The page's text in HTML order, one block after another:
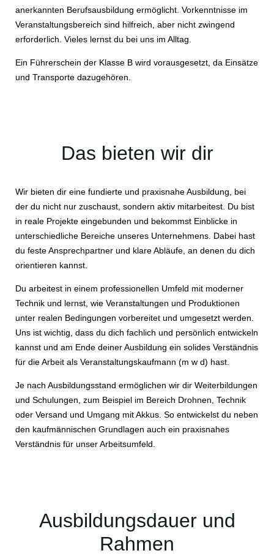
anerkannten Berufsausbildung ermöglicht. Vorkenntnisse im
Veranstaltungsbereich sind hilfreich, aber nicht zwingend
erforderlich. Vieles lernst du bei uns im Alltag.
Ein Führerschein der Klasse B wird vorausgesetzt, da Einsätze
und Transporte dazugehören.
Das bieten wir dir
Wir bieten dir eine fundierte und praxisnahe Ausbildung, bei
der du nicht nur zuschaust, sondern aktiv mitarbeitest. Du bist
in reale Projekte eingebunden und bekommst Einblicke in
unterschiedliche Bereiche unseres Unternehmens. Dabei hast
du feste Ansprechpartner und klare Abläufe, an denen du dich
orientieren kannst.
Du arbeitest in einem professionellen Umfeld mit moderner
Technik und lernst, wie Veranstaltungen und Produktionen
unter realen Bedingungen vorbereitet und umgesetzt werden.
Uns ist wichtig, dass du dich fachlich und persönlich entwickeln
kannst und am Ende deiner Ausbildung ein solides Verständnis
für die Arbeit als Veranstaltungskaufmann (m w d) hast.
Je nach Ausbildungsstand ermöglichen wir dir Weiterbildungen
und Schulungen, zum Beispiel im Bereich Drohnen, Technik
oder Versand und Umgang mit Akkus. So entwickelst du neben
den kaufmännischen Grundlagen auch ein praxisnahes
Verständnis für unser Arbeitsumfeld.
Ausbildungsdauer und
Rahmen